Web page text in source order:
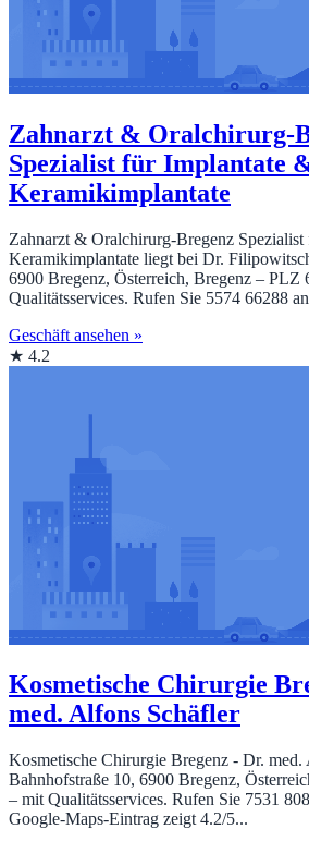
Zahnarzt & Oralchirurg-
Spezialist für Implantate
Keramikimplantate
Zahnarzt & Oralchirurg-Bregenz
Keramikimplantate liegt bei Dr.
6900 Bregenz, Österreich, Bregenz – PLZ
Qualitätsservices. Rufen Sie 5574 66288
Geschäft ansehen »
★ 4.2
Kosmetische Chirurgie
med. Alfons Schäfler
Kosmetische Chirurgie Bregenz - Dr.
Bahnhofstraße 10, 6900 Bregenz,
– mit Qualitätsservices. Rufen Sie 7531
Google‑Maps‑Eintrag zeigt 4.2/5...